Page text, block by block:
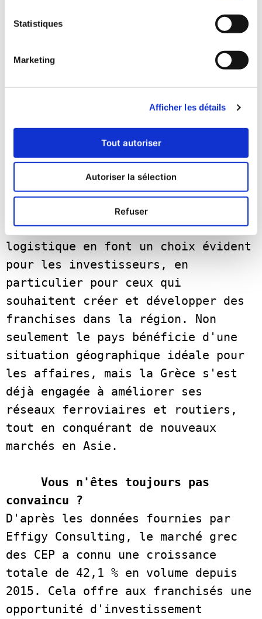
Statistiques
Marketing
Afficher les détails
Tout autoriser
Autoriser la sélection
Refuser
société ferroviaire Hellenic Train.
exclusivement au transport de
émergeront à mesure que la Grèce
moderniser son réseau ferroviaire.
Un marché de la franchise
inexploité
Les progrès sans précédent réalisés
par la Grèce dans le domaine de la
logistique en font un choix évident
pour les investisseurs, en
particulier pour ceux qui
souhaitent créer et développer des
franchises dans la région. Non
seulement le pays bénéficie d'une
situation géographique idéale pour
les affaires, mais la Grèce s'est
déjà engagée à améliorer ses
réseaux ferroviaires et routiers,
tout en conquérant de nouveaux
marchés en Asie.
Vous n'êtes toujours pas
convaincu ?
D'après les données fournies par
Effigy Consulting, le marché grec
des CEP a connu une croissance
totale de 42,1 % en volume depuis
2015. Cela offre aux franchisés une
opportunité d'investissement